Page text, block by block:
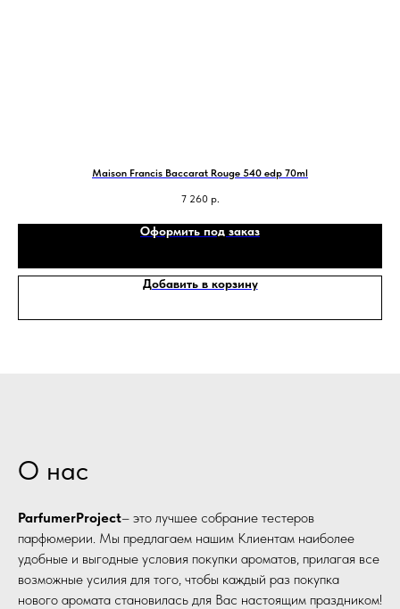
Maison Francis Baccarat Rouge 540 edp 70ml
7 260 р.
Оформить под заказ
Добавить в корзину
О нас
ParfumerProject– это лучшее собрание тестеров
парфюмерии. Мы предлагаем нашим Клиентам наиболее
удобные и выгодные условия покупки ароматов, прилагая все
возможные усилия для того, чтобы каждый раз покупка
нового аромата становилась для Вас настоящим праздником!